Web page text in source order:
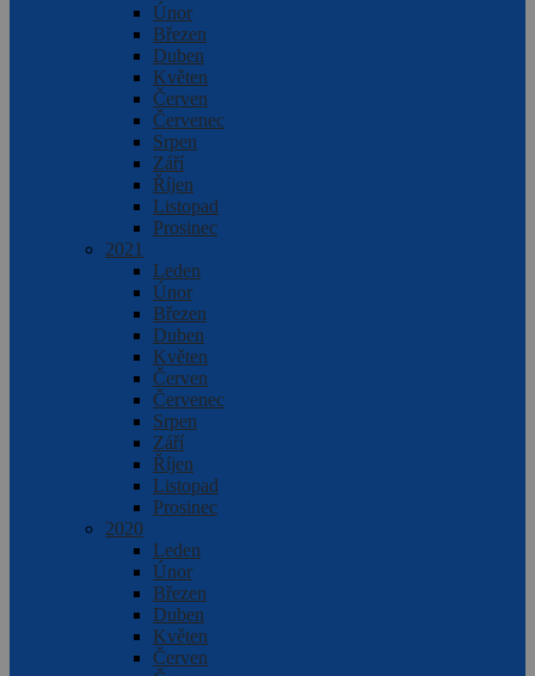
Únor
Březen
Duben
Květen
Červen
Červenec
Srpen
Září
Říjen
Listopad
Prosinec
2021
Leden
Únor
Březen
Duben
Květen
Červen
Červenec
Srpen
Září
Říjen
Listopad
Prosinec
2020
Leden
Únor
Březen
Duben
Květen
Červen